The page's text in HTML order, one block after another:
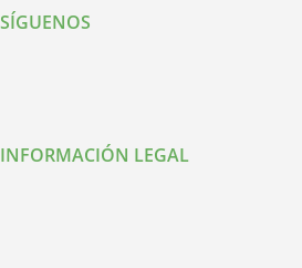
SÍGUENOS
INFORMACIÓN LEGAL